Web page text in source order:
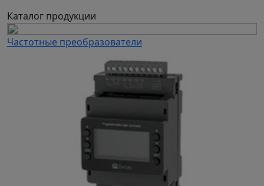
Каталог продукции
Частотные преобразователи